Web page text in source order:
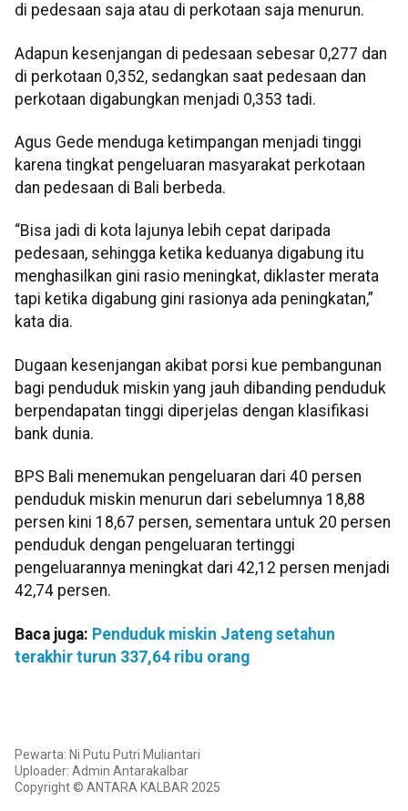
di pedesaan saja atau di perkotaan saja menurun.
Adapun kesenjangan di pedesaan sebesar 0,277 dan
di perkotaan 0,352, sedangkan saat pedesaan dan
perkotaan digabungkan menjadi 0,353 tadi.
Agus Gede menduga ketimpangan menjadi tinggi
karena tingkat pengeluaran masyarakat perkotaan
dan pedesaan di Bali berbeda.
“Bisa jadi di kota lajunya lebih cepat daripada
pedesaan, sehingga ketika keduanya digabung itu
menghasilkan gini rasio meningkat, diklaster merata
tapi ketika digabung gini rasionya ada peningkatan,”
kata dia.
Dugaan kesenjangan akibat porsi kue pembangunan
bagi penduduk miskin yang jauh dibanding penduduk
berpendapatan tinggi diperjelas dengan klasifikasi
bank dunia.
BPS Bali menemukan pengeluaran dari 40 persen
penduduk miskin menurun dari sebelumnya 18,88
persen kini 18,67 persen, sementara untuk 20 persen
penduduk dengan pengeluaran tertinggi
pengeluarannya meningkat dari 42,12 persen menjadi
42,74 persen.
Baca juga: Penduduk miskin Jateng setahun
terakhir turun 337,64 ribu orang
Pewarta: Ni Putu Putri Muliantari
Uploader: Admin Antarakalbar
Copyright © ANTARA KALBAR 2025